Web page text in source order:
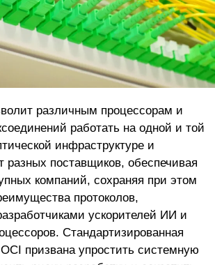
различным процессорам и
работать на одной и той
инфраструктуре и
разных поставщиков, обеспечивая
компаний, сохраняя при этом
протоколов,
ускорителей ИИ и
Стандартизированная
призвана упростить системную